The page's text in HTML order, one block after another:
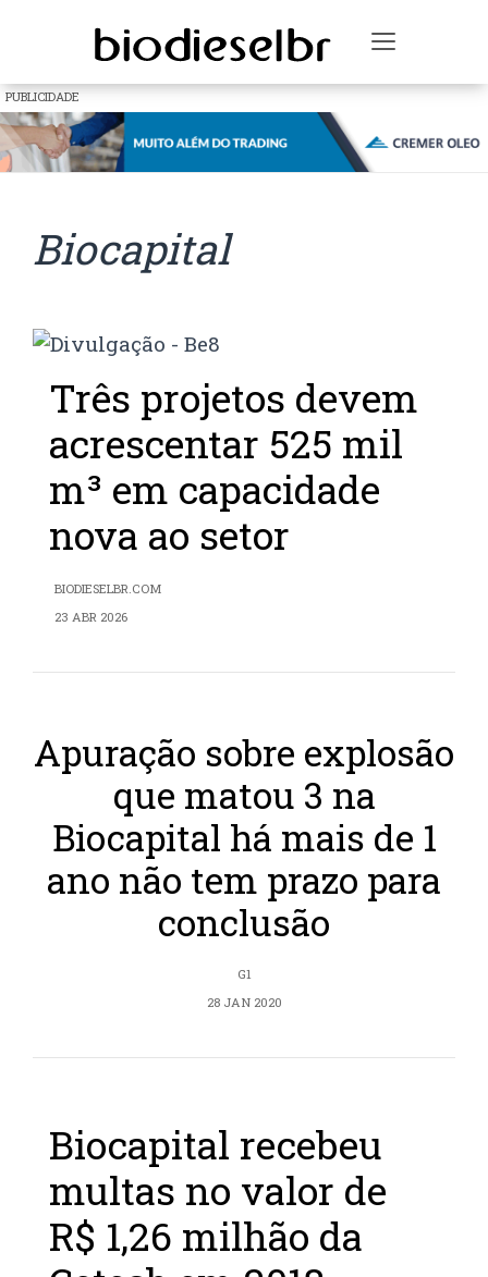
Toggle
PUBLICIDADE
Biocapital
Três projetos devem
acrescentar 525 mil
m³ em capacidade
nova ao setor
BIODIESELBR.COM
23 ABR 2026
Apuração sobre explosão
que matou 3 na
Biocapital há mais de 1
ano não tem prazo para
conclusão
G1
28 JAN 2020
Biocapital recebeu
multas no valor de
R$ 1,26 milhão da